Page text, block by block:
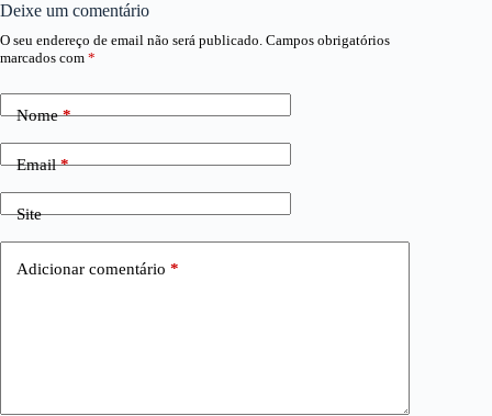
Deixe um comentário
O seu endereço de email não será publicado. Campos obrigatórios
marcados com *
Nome*
Email*
Site
Adicionar comentário *